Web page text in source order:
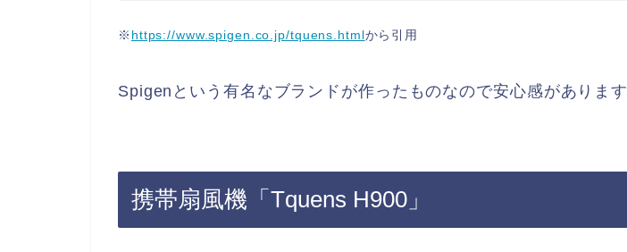
※ https://www.spigen.co.jp/tquens.htmlから引用
Spigenという有名なブランドが作ったものなので安心感があります
携帯扇風機「Tquens H900」